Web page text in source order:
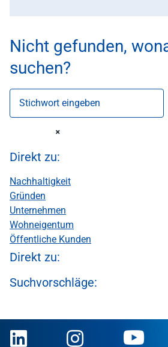
Nicht gefunden,
suchen?
Stichwort eingeben
Direkt zu:
Nachhaltigkeit
Gründen
Unternehmen
Wohneigentum
Öffentliche Kunden
Direkt zu:
Suchvorschläge: